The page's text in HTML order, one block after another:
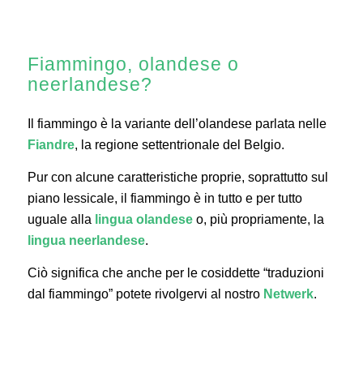
Fiammingo, olandese o
neerlandese?
Il fiammingo è la variante dell’olandese parlata nelle
Fiandre, la regione settentrionale del Belgio.
Pur con alcune caratteristiche proprie, soprattutto sul
piano lessicale, il fiammingo è in tutto e per tutto
uguale alla lingua olandeseo, più propriamente, la
lingua neerlandese.
Ciò significa che anche per le cosiddette “traduzioni
dal fiammingo” potete rivolgervi al nostro Netwerk.